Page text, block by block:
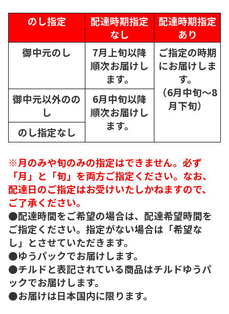
のし指定
配達時期指定
なし
配達時期指定
あり
御中元のし
7月上旬以降
順次お届けし
ます。
ご指定の時期
にお届けしま
す。
（6月中旬～8
月下旬）
御中元以外のの
し
6月中旬以降
順次お届けし
ます。
のし指定なし
※月のみや旬のみの指定はできません。必ず
「月」と「旬」を両方ご指定ください。なお、
配達日のご指定はお受けいたしかねますので、
ご了承ください。
●配達時間をご希望の場合は、配達希望時間を
ご指定ください。指定がない場合は「希望な
し」とさせていただきます。
●ゆうパックでお届けします。
●チルドと表記されている商品はチルドゆうパ
ックでお届けします。
●お届けは日本国内に限ります。